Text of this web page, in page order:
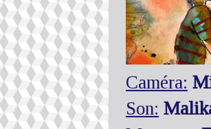
Caméra:
Son: